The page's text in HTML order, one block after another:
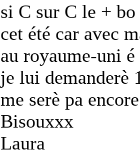
si C sur C le +
cet été car avec
au royaume-uni
je lui demanderè
me serè pa
Bisouxxx
Laura